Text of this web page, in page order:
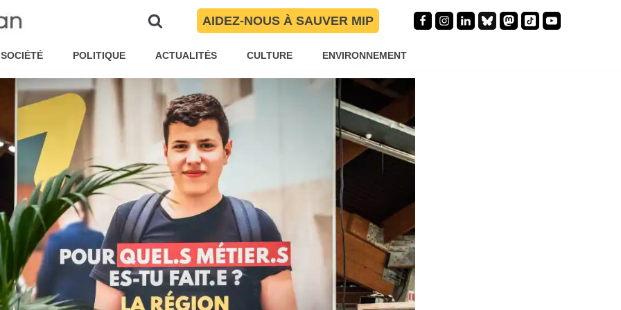
AIDEZ-NOUS À SAUVER MIP
SOCIÉTÉ POLITIQUE ACTUALITÉS CULTURE ENVIRONNEMENT
fin 2021
Maïté Torres Société